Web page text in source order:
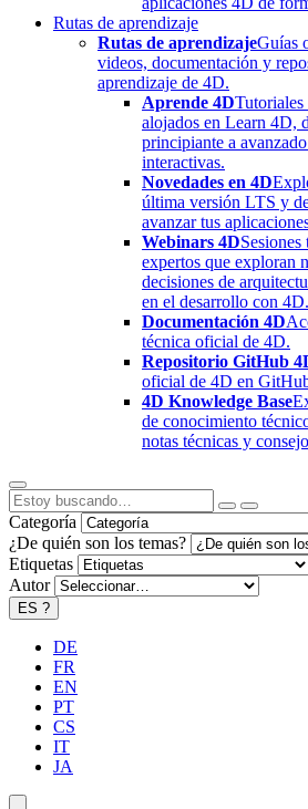
Rutas de aprendizaje
Rutas de aprendizajeGuías
videos, documentación y
aprendizaje de 4D.
Aprende 4DTutoriales
alojados en Learn 4D,
principiante a
interactivas.
Novedades en 4D
última versión LTS y
avanzar tus
Webinars 4D
expertos que exploran
decisiones de
en el desarrollo con 4D.
Documentación 4D
técnica oficial de 4D.
Repositorio GitHub
oficial de 4D en
4D Knowledge Base
de conocimiento
notas técnicas y
Categoría
¿De quién son los temas?
Etiquetas
Autor
ES ?
DE
FR
EN
PT
CS
IT
JA